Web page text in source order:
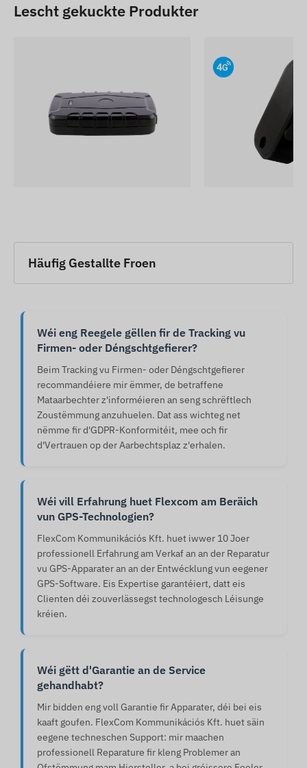
Lescht gekuckte Produkter
Häufig Gestallte Froen
Wéi eng Reegele gëllen fir de Tracking vu
Firmen- oder Déngschtgefierer?
Beim Tracking vu Firmen- oder Déngschtgefierer
recommandéiere mir ëmmer, de betraffene
Mataarbechter z'informéieren an seng schrëftlech
Zoustëmmung anzuhuelen. Dat ass wichteg net
nëmme fir d'GDPR-Konformitéit, mee och fir
d'Vertrauen op der Aarbechtsplaz z'erhalen.
Wéi vill Erfahrung huet Flexcom am Beräich
vun GPS-Technologien?
FlexCom Kommunikációs Kft. huet iwwer 10 Joer
professionell Erfahrung am Verkaf an an der Reparatur
vu GPS-Apparater an an der Entwécklung vun eegener
GPS-Software. Eis Expertise garantéiert, datt eis
Clienten déi zouverlässegst technologesch Léisunge
kréien.
Wéi gëtt d'Garantie an de Service
gehandhabt?
Mir bidden eng voll Garantie fir Apparater, déi bei eis
kaaft goufen. FlexCom Kommunikációs Kft. huet säin
eegene techneschen Support: mir maachen
professionell Reparature fir kleng Problemer an